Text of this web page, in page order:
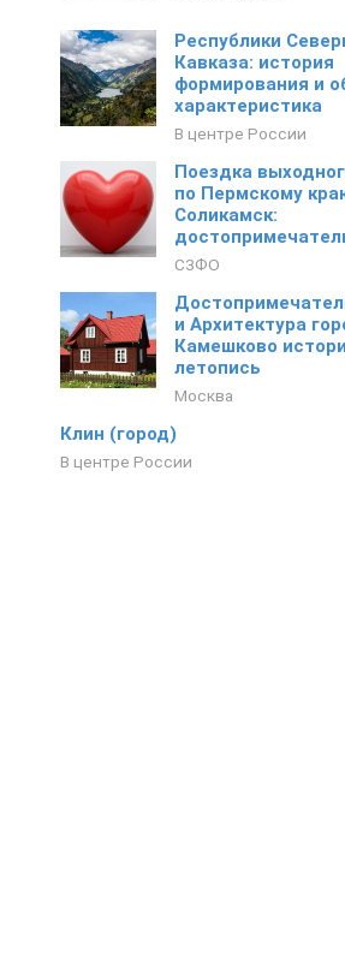
Республики
Кавказа: история
формирования и
характеристика
В центре России
Поездка
по Пермскому
Соликамск:
СЗФО
и Архитектура
Камешково
летопись
Москва
Клин (город)
В центре России